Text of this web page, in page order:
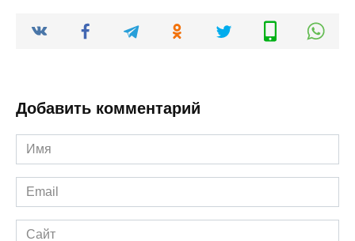
Добавить комментарий
Имя
*
Email
*
Сайт